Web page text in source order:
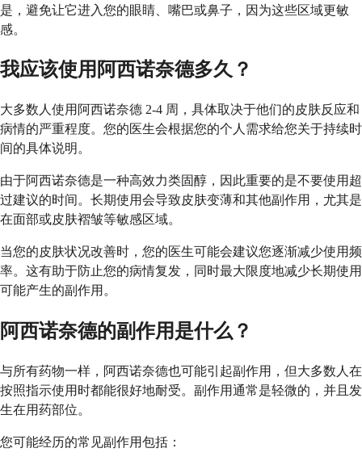
是，避免让它进入您的眼睛、嘴巴或鼻子，因为这些区域更敏
感。
我应该使用阿西诺奈德多久？
大多数人使用阿西诺奈德 2-4 周，具体取决于他们的皮肤反应和
病情的严重程度。您的医生会根据您的个人需求给您关于持续时
间的具体说明。
由于阿西诺奈德是一种高效力类固醇，因此重要的是不要使用超
过建议的时间。长期使用会导致皮肤变薄和其他副作用，尤其是
在面部或皮肤褶皱等敏感区域。
当您的皮肤状况改善时，您的医生可能会建议您逐渐减少使用频
率。这有助于防止您的病情复发，同时最大限度地减少长期使用
可能产生的副作用。
阿西诺奈德的副作用是什么？
与所有药物一样，阿西诺奈德也可能引起副作用，但大多数人在
按照指示使用时都能很好地耐受。副作用通常是轻微的，并且发
生在用药部位。
您可能经历的常见副作用包括：